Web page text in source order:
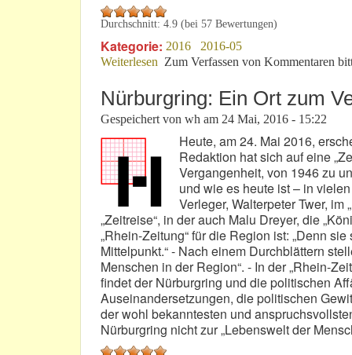
Durchschnitt: 4.9 (bei 57 Bewertungen)
Kategorie: 2016
2016-05
Weiterlesen über 24h-Rennen: Attention! - Chef
Zum Verfassen von Kommentaren
Nürburgring: Ein Ort zum
Gespeichert von wh am 24 Mai, 2016 - 15:22
Heute, am 24. Mai 2016,
Redaktion hat sich auf eine
Vergangenheit, von 1946 zu
und wie es heute ist – in
Verleger, Walterpeter Twer,
„Zeitreise“, in der auch Malu Dreyer, die
„Rhein-Zeitung“ für die Region ist: „Denn
Mittelpunkt.“ - Nach einem Durchblättern
Menschen in der Region“. - In der „Rhein-
findet der Nürburgring und die politischen
Auseinandersetzungen, die politischen
der wohl bekanntesten und
Nürburgring nicht zur „Lebenswelt der